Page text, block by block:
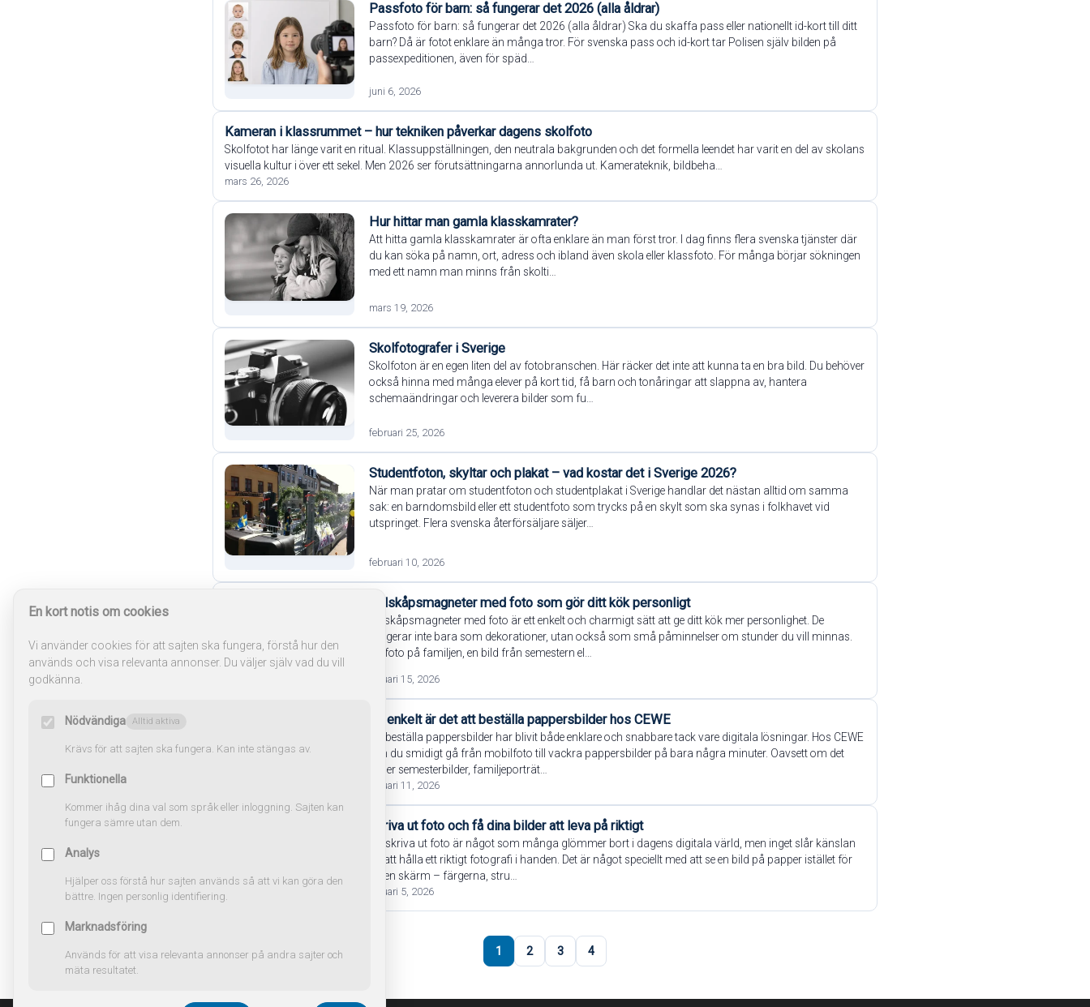
Passfoto för barn: så fungerar det 2026 (alla åldrar)
Passfoto för barn: så fungerar det 2026 (alla åldrar) Ska du skaffa pass eller nationellt id-kort till ditt
barn? Då är fotot enklare än många tror. För svenska pass och id-kort tar Polisen själv bilden på
passexpeditionen, även för späd…
juni 6, 2026
Kameran i klassrummet – hur tekniken påverkar dagens skolfoto
Skolfotot har länge varit en ritual. Klassuppställningen, den neutrala bakgrunden och det formella leendet har varit en del av skolans
visuella kultur i över ett sekel. Men 2026 ser förutsättningarna annorlunda ut. Kamerateknik, bildbeha…
mars 26, 2026
Hur hittar man gamla klasskamrater?
Att hitta gamla klasskamrater är ofta enklare än man först tror. I dag finns flera svenska tjänster där
du kan söka på namn, ort, adress och ibland även skola eller klassfoto. För många börjar sökningen
med ett namn man minns från skolti…
mars 19, 2026
Skolfotografer i Sverige
Skolfoton är en egen liten del av fotobranschen. Här räcker det inte att kunna ta en bra bild. Du behöver
också hinna med många elever på kort tid, få barn och tonåringar att slappna av, hantera
schemaändringar och leverera bilder som fu…
februari 25, 2026
Studentfoton, skyltar och plakat – vad kostar det i Sverige 2026?
När man pratar om studentfoton och studentplakat i Sverige handlar det nästan alltid om samma
sak: en barndomsbild eller ett studentfoto som trycks på en skylt som ska synas i folkhavet vid
utspringet. Flera svenska återförsäljare säljer…
februari 10, 2026
Kylskåpsmagneter med foto som gör ditt kök personligt
Kylskåpsmagneter med foto är ett enkelt och charmigt sätt att ge ditt kök mer personlighet. De
fungerar inte bara som dekorationer, utan också som små påminnelser om stunder du vill minnas.
Ett foto på familjen, en bild från semestern el…
januari 15, 2026
Så enkelt är det att beställa pappersbilder hos CEWE
Att beställa pappersbilder har blivit både enklare och snabbare tack vare digitala lösningar. Hos CEWE
kan du smidigt gå från mobilfoto till vackra pappersbilder på bara några minuter. Oavsett om det
gäller semesterbilder, familjeporträt…
januari 11, 2026
Skriva ut foto och få dina bilder att leva på riktigt
Att skriva ut foto är något som många glömmer bort i dagens digitala värld, men inget slår känslan
av att hålla ett riktigt fotografi i handen. Det är något speciellt med att se en bild på papper istället för
på en skärm – färgerna, stru…
januari 5, 2026
1 2 3 4
En kort notis om cookies
Vi använder cookies för att sajten ska fungera, förstå hur den
används och visa relevanta annonser. Du väljer själv vad du vill
godkänna.
Nödvändiga Alltid aktiva
Krävs för att sajten ska fungera. Kan inte stängas av.
Funktionella
Kommer ihåg dina val som språk eller inloggning. Sajten kan
fungera sämre utan dem.
Analys
Hjälper oss förstå hur sajten används så att vi kan göra den
bättre. Ingen personlig identifiering.
Marknadsföring
Används för att visa relevanta annonser på andra sajter och
mäta resultatet.